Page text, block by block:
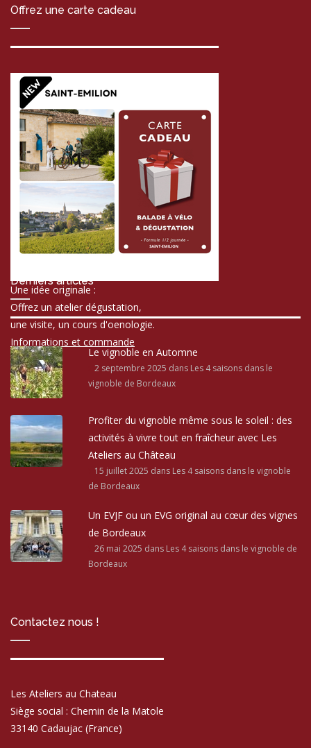
Offrez une carte cadeau
Une idée originale :
Offrez un atelier dégustation,
une visite, un cours d'oenologie.
Informations et commande
Derniers articles
Le vignoble en Automne
2 septembre 2025 dans Les 4 saisons dans le
vignoble de Bordeaux
Profiter du vignoble même sous le soleil : des
activités à vivre tout en fraîcheur avec Les
Ateliers au Château
15 juillet 2025 dans Les 4 saisons dans le vignoble
de Bordeaux
Un EVJF ou un EVG original au cœur des vignes
de Bordeaux
26 mai 2025 dans Les 4 saisons dans le vignoble de
Bordeaux
Contactez nous !
Les Ateliers au Chateau
Siège social : Chemin de la Matole
33140 Cadaujac (France)